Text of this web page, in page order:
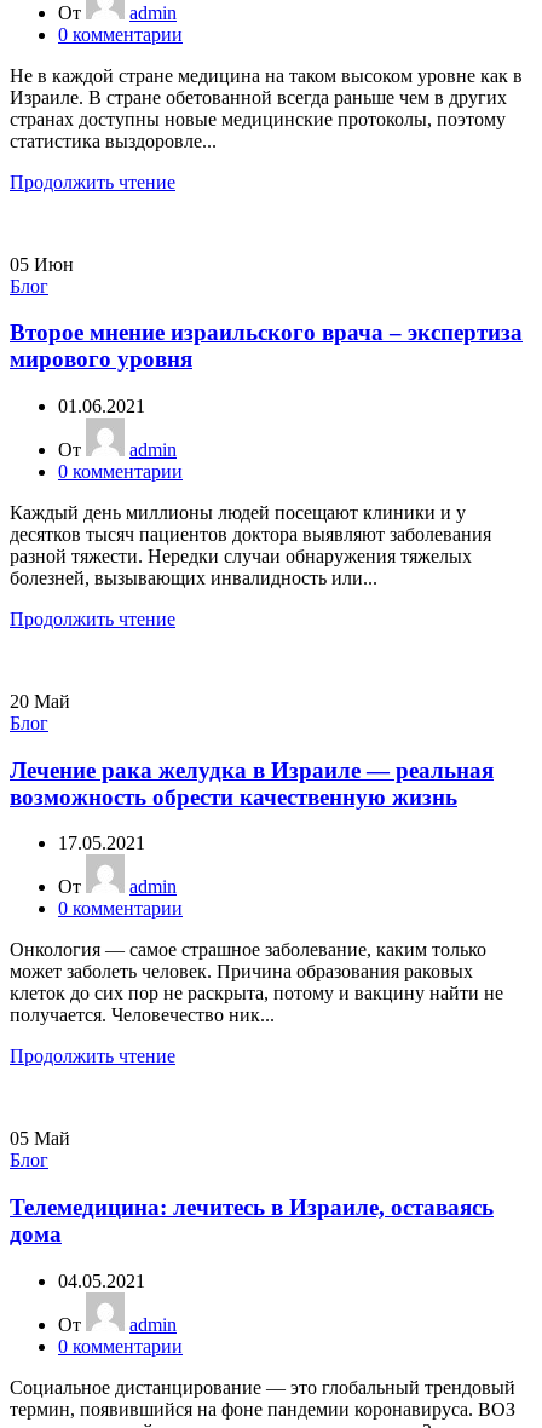
От
admin
0 комментарии
Не в каждой стране медицина на таком высоком уровне как в
Израиле. В стране обетованной всегда раньше чем в других
странах доступны новые медицинские протоколы, поэтому
статистика выздоровле...
Продолжить чтение
05 Июн
Блог
Второе мнение израильского врача – экспертиза
мирового уровня
01.06.2021
От
admin
0 комментарии
Каждый день миллионы людей посещают клиники и у
десятков тысяч пациентов доктора выявляют заболевания
разной тяжести. Нередки случаи обнаружения тяжелых
болезней, вызывающих инвалидность или...
Продолжить чтение
20 Май
Блог
Лечение рака желудка в Израиле — реальная
возможность обрести качественную жизнь
17.05.2021
От
admin
0 комментарии
Онкология — самое страшное заболевание, каким только
может заболеть человек. Причина образования раковых
клеток до сих пор не раскрыта, потому и вакцину найти не
получается. Человечество ник...
Продолжить чтение
05 Май
Блог
Телемедицина: лечитесь в Израиле, оставаясь
дома
04.05.2021
От
admin
0 комментарии
Социальное дистанцирование — это глобальный трендовый
термин, появившийся на фоне пандемии коронавируса. ВОЗ